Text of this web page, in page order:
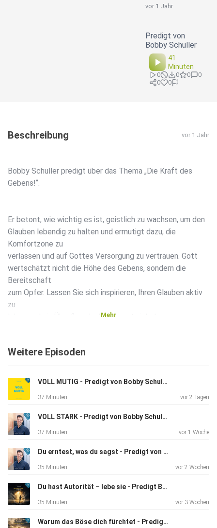
vor 1 Jahr
Predigt von
Bobby Schuller
41
Minuten
0 0 0
0
0
0
Beschreibung vor 1 Jahr
Bobby Schuller predigt über das Thema „Die Kraft des
Gebens!“.
Er betont, wie wichtig es ist, geistlich zu wachsen, um den
Glauben lebendig zu halten und ermutigt dazu, die
Komfortzone zu
verlassen und auf Gottes Versorgung zu vertrauen. Gott
wertschätzt nicht die Höhe des Gebens, sondern die
Bereitschaft
zum Opfer. Lassen Sie sich inspirieren, Ihren Glauben aktiv
zu
leben und ein Überflussdenken zu entwickeln.
Erleben Sie Hour of Power mit Bobby Schuller – der
der ermutigt, verbindet und berührt!
Hier können Sie das Thema vertiefen:
https://t1p.de/0xe04
Auf wwjt.org finden Sie ermutigende Impulse, Videos,
und Materialien, die Sie auf Ihrem Glaubensweg begleiten.
Helfen
in den
Mehr
Weitere Episoden
VOLL MUTIG - Predigt von Bobby Schuller
37 Minuten vor 2 Tagen
VOLL STARK - Predigt von Bobby Schuller
37 Minuten vor 1 Woche
Du erntest, was du sagst - Predigt von Bobby Schuller
35 Minuten vor 2 Wochen
Du hast Autorität – lebe sie - Predigt Bobby Schuller
35 Minuten vor 3 Wochen
Warum das Böse dich fürchtet - Predigt Bobby Schuller